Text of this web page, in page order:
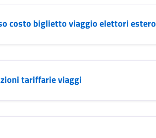
costo biglietto viaggio elettori estero
tariffarie viaggi